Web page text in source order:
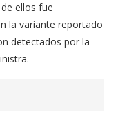
ellos fue
la variante reportado
detectados por la